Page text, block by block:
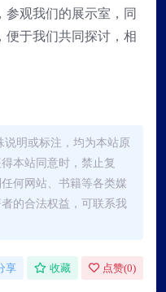
参观我们的展示室，同
便于我们共同探讨，相
明或标注，均为本站原
本站同意时，禁止复
何网站、书籍等各类媒
的合法权益，可联系我
享 收藏 点赞(0)